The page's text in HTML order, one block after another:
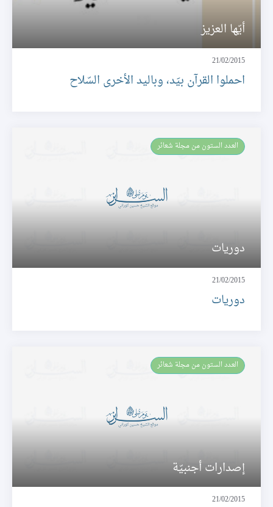
أيّها العزيز
21/02/2015
احملوا القرآن بيَد، وباليد الأخرى السّلاح
العـدد الستون من مجلة شعائر
دوريات
21/02/2015
دوريات
العـدد الستون من مجلة شعائر
إصدارات أجنبيّة
21/02/2015